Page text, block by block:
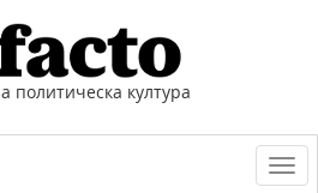
политическа култура